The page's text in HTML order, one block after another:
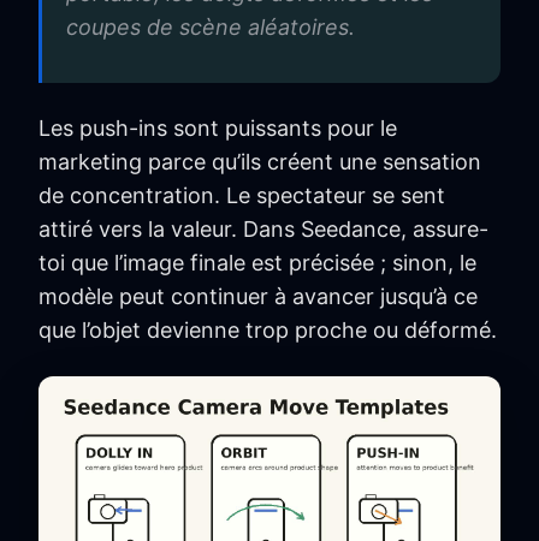
coupes de scène aléatoires.
Les push-ins sont puissants pour le
marketing parce qu’ils créent une sensation
de concentration. Le spectateur se sent
attiré vers la valeur. Dans Seedance, assure-
toi que l’image finale est précisée ; sinon, le
modèle peut continuer à avancer jusqu’à ce
que l’objet devienne trop proche ou déformé.